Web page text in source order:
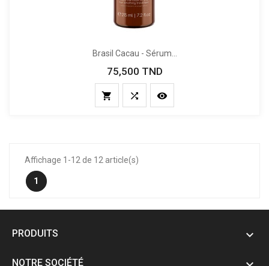
Brasil Cacau - Sérum...
Prix
75,500 TND
  
Affichage 1-12 de 12 article(s)
1
PRODUITS 
NOTRE SOCIÉTÉ